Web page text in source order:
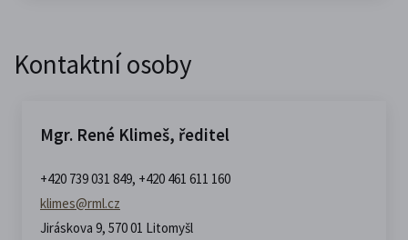
Kontaktní osoby
Mgr. René Klimeš, ředitel
+420 739 031 849, +420 461 611 160
klimes@rml.cz
Jiráskova 9, 570 01 Litomyšl